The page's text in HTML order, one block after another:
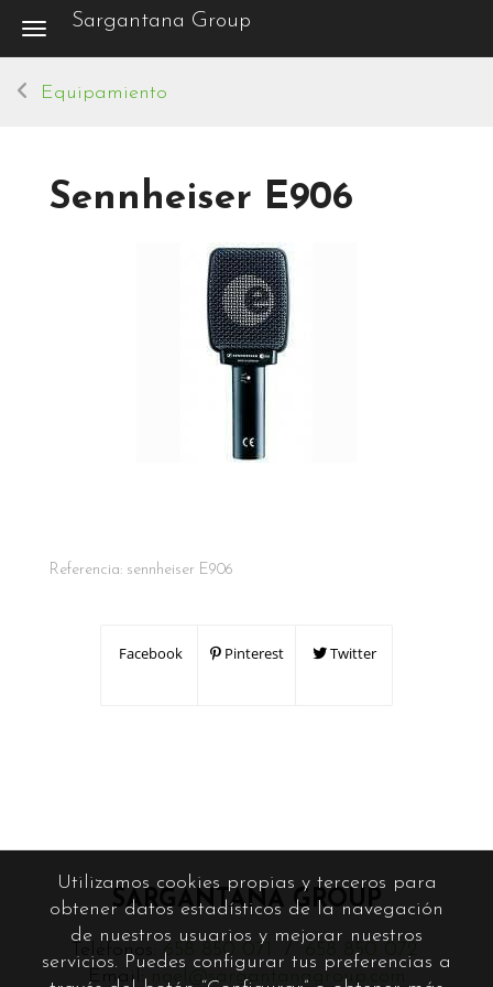
Toggle navigation
Sargantana Group
Equipamiento
Sennheiser E906
Referencia: sennheiser E906
Facebook Pinterest Twitter
SARGANTANA GROUP
Teléfonos: 658 850 071 / 658 850 072
Email:
noel@sargantanagroup.com
Utilizamos cookies propias y terceros para
obtener datos estadísticos de la navegación
de nuestros usuarios y mejorar nuestros
servicios. Puedes configurar tus preferencias a